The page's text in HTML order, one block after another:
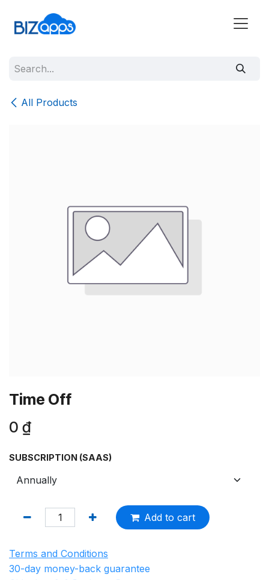
All Products
Time Off
0 ₫
SUBSCRIPTION (SAAS)
Add to cart
Terms and Conditions
30-day money-back guarantee